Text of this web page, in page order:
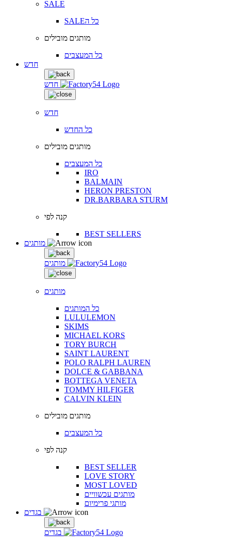
SALE
SALEכל ה
מותגים מובילים
כל המעצבים
חדש
חדש
חדש
כל החדש
מותגים מובילים
כל המעצבים
IRO
BALMAIN
HERON PRESTON
DR.BARBARA STURM
קנה לפי
BEST SELLERS
מותגים
מותגים
כל המותגים
LULULEMON
SKIMS
MICHAEL KORS
TORY BURCH
SAINT LAURENT
POLO RALPH LAUREN
DOLCE & GABBANA
BOTTEGA VENETA
TOMMY HILFIGER
CALVIN KLEIN
מותגים מובילים
כל המעצבים
קנה לפי
BEST SELLER
LOVE STORY
MOST LOVED
מותגים עכשוויים
מותגי פרימיום
בגדים